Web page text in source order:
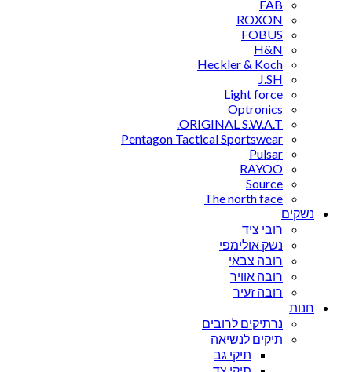
FAB
ROXON
FOBUS
H&N
Heckler & Koch
J.SH
Light force
Optronics
ORIGINAL S.W.A.T.
Pentagon Tactical Sportswear
Pulsar
RAYOO
Source
The north face
נשקים
רובי ציד
נשק אולימפי
רובה צבאי
רובה אוויר
רובה זעיר
חנות
נרתיקים לרובים
תיקים לנשיאה
תיקי גב